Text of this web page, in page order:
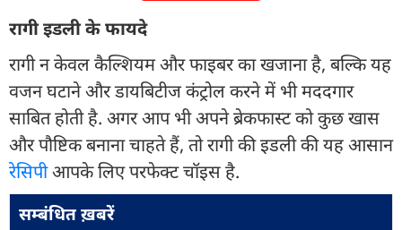
रागी इडली के फायदे
रागी न केवल कैल्शियम और फाइबर का खजाना है, बल्कि यह
वजन घटाने और डायबिटीज कंट्रोल करने में भी मददगार
साबित होती है. अगर आप भी अपने ब्रेकफास्ट को कुछ खास
और पौष्टिक बनाना चाहते हैं, तो रागी की इडली की यह आसान
रेसिपीआपके लिए परफेक्ट चॉइस है.
सम्बंधित ख़बरें